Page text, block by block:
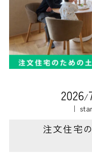
2026/
｜
注文住宅